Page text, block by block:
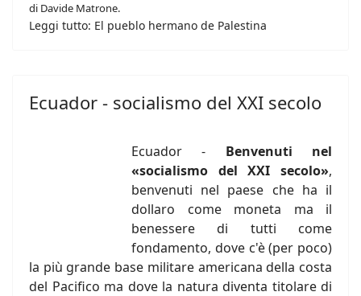
di Davide Matrone.
Leggi tutto: El pueblo hermano de Palestina
Ecuador - socialismo del XXI secolo
Ecuador - Benvenuti nel
«socialismo del XXI secolo»,
benvenuti nel paese che ha il
dollaro come moneta ma il
benessere di tutti come
fondamento, dove c'è (per poco)
la più grande base militare americana della costa
del Pacifico ma dove la natura diventa titolare di